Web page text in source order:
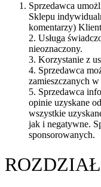
Sprzedawca
Sklepu
komentarzy)
2. Usługa
nieoznaczony.
3. Korzystanie z
4. Sprzedawca
zamieszczanych
5. Sprzedawca
opinie uzyskane
wszystkie
jak i negatywne.
sponsorowanych.